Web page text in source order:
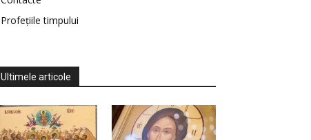
Profețiile timpului
Ultimele articole